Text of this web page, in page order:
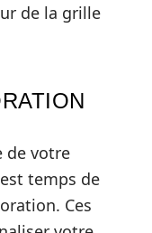
de la grille
de votre
temps de
Ces